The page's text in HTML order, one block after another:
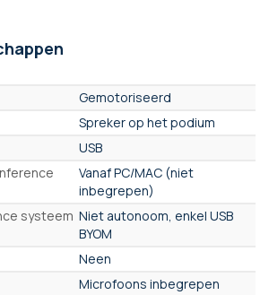
Gemotoriseerd
Spreker op het podium
USB
Vanaf PC/MAC (niet
inbegrepen)
systeem Niet autonoom, enkel USB
BYOM
Neen
Microfoons inbegrepen